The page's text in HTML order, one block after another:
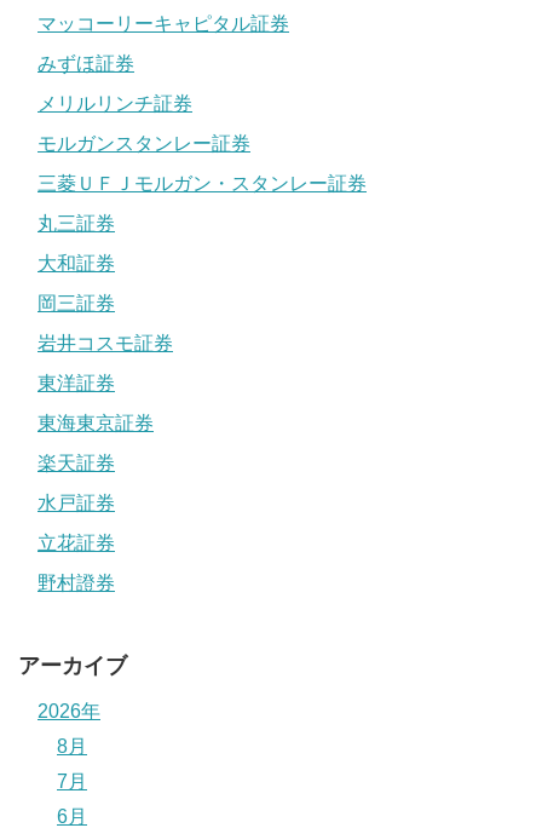
マッコーリーキャピタル証券
みずほ証券
メリルリンチ証券
モルガンスタンレー証券
三菱ＵＦＪモルガン・スタンレー証券
丸三証券
大和証券
岡三証券
岩井コスモ証券
東洋証券
東海東京証券
楽天証券
水戸証券
立花証券
野村證券
アーカイブ
2026年
8月
7月
6月